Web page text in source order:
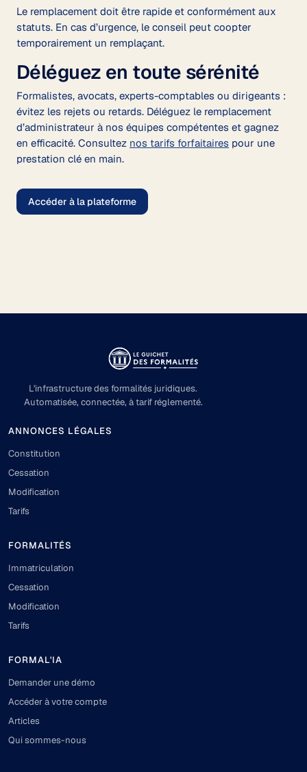
Le remplacement doit être rapide et conformément aux
statuts. En cas d’urgence, le conseil peut coopter
temporairement un remplaçant.
Déléguez en toute sérénité
Formalistes, avocats, experts-comptables ou dirigeants :
évitez les rejets ou retards. Déléguez le remplacement
d’administrateur à nos équipes compétentes et gagnez
en efficacité. Consultez nos tarifs forfaitaires pour une
prestation clé en main.
Accéder à la plateforme
L'infrastructure des formalités juridiques.
Automatisée, connectée, à tarif réglementé.
ANNONCES LÉGALES
Constitution
Cessation
Modification
Tarifs
FORMALITÉS
Immatriculation
Cessation
Modification
Tarifs
FORMAL'IA
Demander une démo
Accéder à votre compte
Articles
Qui sommes-nous